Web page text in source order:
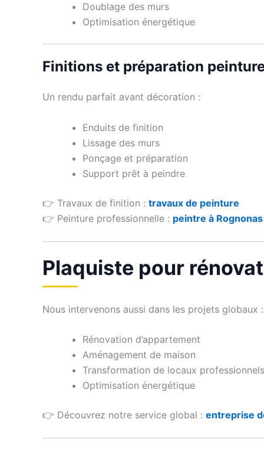
Doublage des murs
Optimisation énergétique
Finitions et préparation
Un rendu parfait avant décoration :
Enduits de finition
Lissage des murs
Ponçage et préparation
Support prêt à peindre
👉 Travaux de finition : travaux de peinture
👉 Peinture professionnelle : peintre à Rognonas
Plaquiste pour
Nous intervenons aussi dans les projets globaux :
Rénovation d’appartement
Aménagement de maison
Transformation de locaux professionnels
Optimisation énergétique
👉 Découvrez notre service global : entreprise